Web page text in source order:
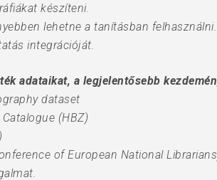
készíteni.
lehetne a tanításban felhasználni.
integrációját.
adataikat, a legjelentősebb
dataset
(HBZ)
of European National